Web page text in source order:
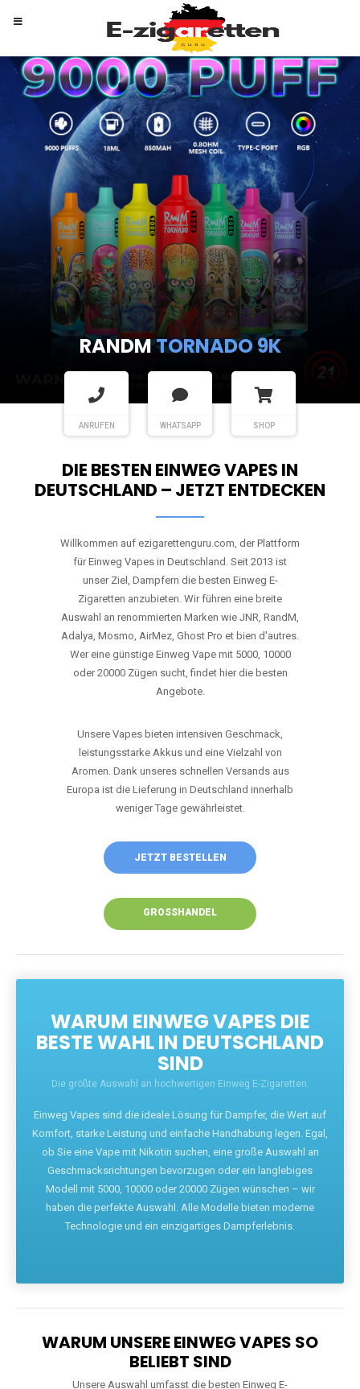
RANDMTORNADO 9K
ANRUFEN WHATSAPP SHOP
DIE BESTEN EINWEG VAPES IN
DEUTSCHLAND – JETZT ENTDECKEN
Willkommen auf ezigarettenguru.com, der Plattform
für Einweg Vapes in Deutschland. Seit 2013 ist
unser Ziel, Dampfern die besten Einweg E-
Zigaretten anzubieten. Wir führen eine breite
Auswahl an renommierten Marken wie JNR, RandM,
Adalya, Mosmo, AirMez, Ghost Pro et bien d'autres.
Wer eine günstige Einweg Vape mit 5000, 10000
oder 20000 Zügen sucht, findet hier die besten
Angebote.
Unsere Vapes bieten intensiven Geschmack,
leistungsstarke Akkus und eine Vielzahl von
Aromen. Dank unseres schnellen Versands aus
Europa ist die Lieferung in Deutschland innerhalb
weniger Tage gewährleistet.
JETZT BESTELLEN
GROSSHANDEL
WARUM EINWEG VAPES DIE
BESTE WAHL IN DEUTSCHLAND
SIND
Die größte Auswahl an hochwertigen Einweg E-Zigaretten.
Einweg Vapes sind die ideale Lösung für Dampfer, die Wert auf
Komfort, starke Leistung und einfache Handhabung legen. Egal,
ob Sie eine Vape mit Nikotin suchen, eine große Auswahl an
Geschmacksrichtungen bevorzugen oder ein langlebiges
Modell mit 5000, 10000 oder 20000 Zügen wünschen – wir
haben die perfekte Auswahl. Alle Modelle bieten moderne
Technologie und ein einzigartiges Dampferlebnis.
WARUM UNSERE EINWEG VAPES SO
BELIEBT SIND
Unsere Auswahl umfasst die besten Einweg E-